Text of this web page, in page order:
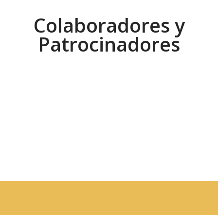
Colaboradores y
Patrocinadores